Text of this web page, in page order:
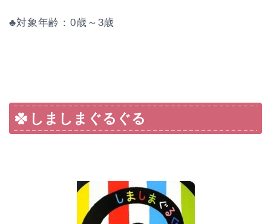
♣対象年齢：0歳～3歳
しましまぐるぐる